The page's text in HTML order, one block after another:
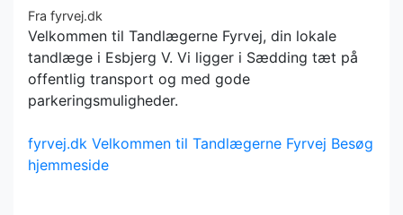
Fra fyrvej.dk
Velkommen til Tandlægerne Fyrvej, din lokale
tandlæge i Esbjerg V. Vi ligger i Sædding tæt på
offentlig transport og med gode
parkeringsmuligheder.
fyrvej.dk Velkommen til Tandlægerne Fyrvej Besøg
hjemmeside